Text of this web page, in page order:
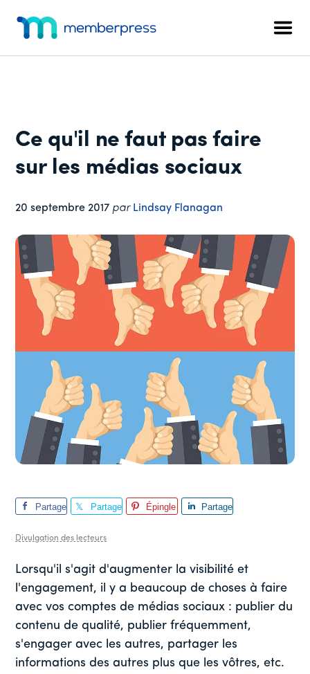
content
barre
de
supplémentaire
en-
un
Ce qu'il ne faut pas faire
sur les médias sociaux
20 septembre 2017 par Lindsay Flanagan
Partage
Partage
Épingle
Partage
Divulgation des lecteurs
Lorsqu'il s'agit d'augmenter la visibilité et
l'engagement, il y a beaucoup de choses à faire
avec vos comptes de médias sociaux : publier du
contenu de qualité, publier fréquemment,
s'engager avec les autres, partager les
informations des autres plus que les vôtres, etc.